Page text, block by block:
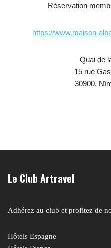
Réservation
https://www.maison-
Quai de
15 rue
30900,
Le Club Artravel
Adhérez au club et profitez de
Hôtels Espagne